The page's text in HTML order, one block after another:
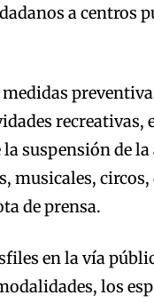
a centros
recreativas,
suspensión de
musicales,
de prensa.
en la vía
los